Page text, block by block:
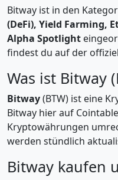
Bitway ist in den
(DeFi), Yield Farming,
Alpha Spotlight
findest du auf der
Was ist Bitway
Bitway(BTW) ist eine
Bitway hier auf
Kryptowährungen
werden stündlich
Bitway kaufen